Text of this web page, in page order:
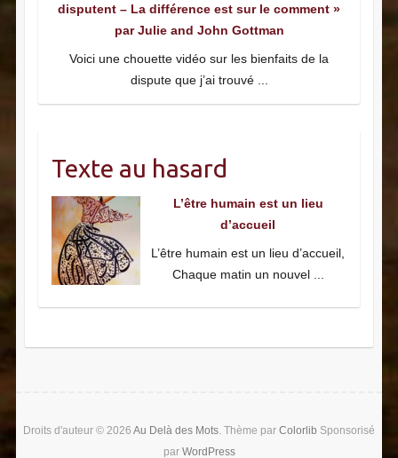
disputent – La différence est sur le comment »
par Julie and John Gottman
Voici une chouette vidéo sur les bienfaits de la
dispute que j’ai trouvé
Texte au hasard
L’être humain est un lieu
d’accueil
L’être humain est un lieu d’accueil,
Chaque matin un nouvel
Droits d'auteur © 2026 Au Delà des Mots. Thème par Colorlib Sponsorisé
par WordPress